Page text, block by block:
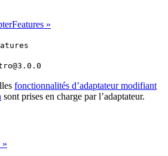
»
fonctionnalités d’adaptateur modifiant
sont prises en charge par l’adaptateur.
»